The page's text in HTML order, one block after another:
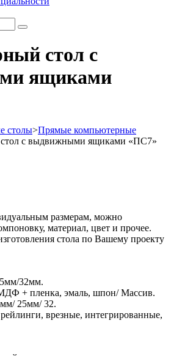
стол с
ящиками
столы>Прямые компьютерные
с выдвижными ящиками «ПС7»
размерам, можно
материал, цвет и прочее.
стола по Вашему проекту
32мм.
+ пленка, эмаль, шпон/ Массив.
25мм/ 32.
врезные, интегрированные,